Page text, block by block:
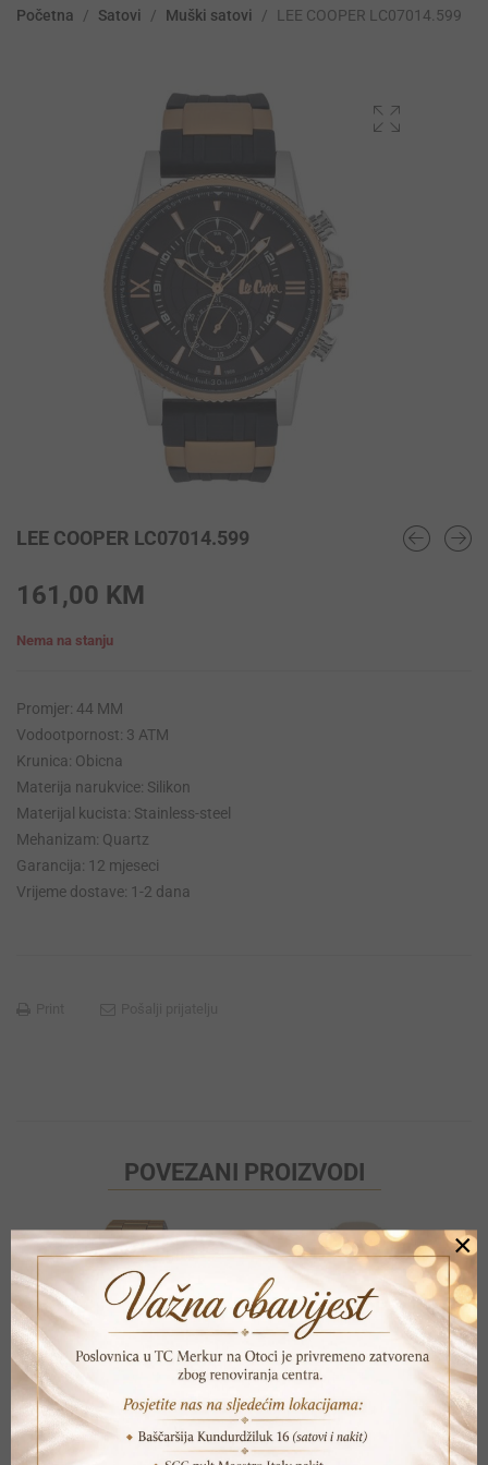
Početna / Satovi / Muški satovi / LEE COOPER LC07014.599
LEE COOPER LC07014.599
161,00 KM
Nema na stanju
Promjer: 44 MM
Vodootpornost: 3 ATM
Krunica: Obicna
Materija narukvice: Silikon
Materijal kucista: Stainless-steel
Mehanizam: Quartz
Garancija: 12 mjeseci
Vrijeme dostave: 1-2 dana
POVEZANI PROIZVODI
×